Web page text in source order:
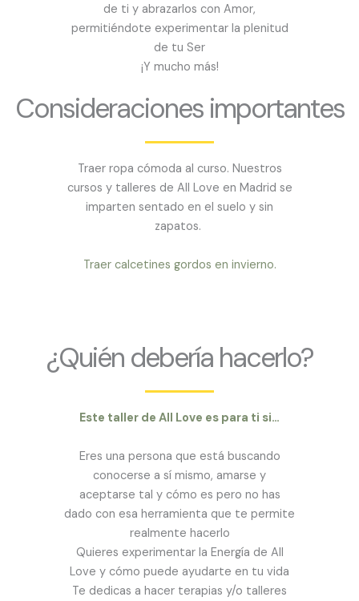
de ti y abrazarlos con Amor,
permitiéndote experimentar la plenitud
de tu Ser
¡Y mucho más!
Consideraciones importantes
Traer ropa cómoda al curso. Nuestros
cursos y talleres de All Love en Madrid se
imparten sentado en el suelo y sin
zapatos.
Traer calcetines gordos en invierno.
¿Quién debería hacerlo?
Este taller de All Love es para ti si…
Eres una persona que está buscando
conocerse a sí mismo, amarse y
aceptarse tal y cómo es pero no has
dado con esa herramienta que te permite
realmente hacerlo
Quieres experimentar la Energía de All
Love y cómo puede ayudarte en tu vida
Te dedicas a hacer terapias y/o talleres